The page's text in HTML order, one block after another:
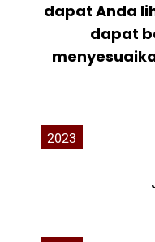
dapat Anda
dapat
2023